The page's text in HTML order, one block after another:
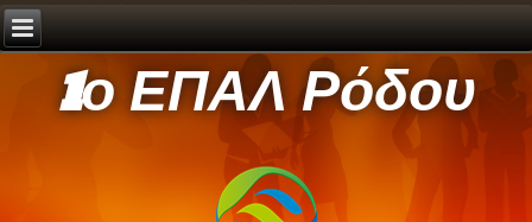
1ο ΕΠΑΛ Ρόδου